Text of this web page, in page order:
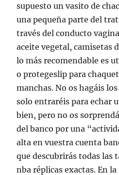
supuesto un vasito de
una pequeña parte del
través del conducto
aceite vegetal, camisetas
lo más recomendable es
o protegeslip para
manchas. No os hagáis
solo entraréis para echar
bien, pero no os
del banco por una
alta en vuestra cuenta
que descubrirás todas las
nba réplicas exactas. En